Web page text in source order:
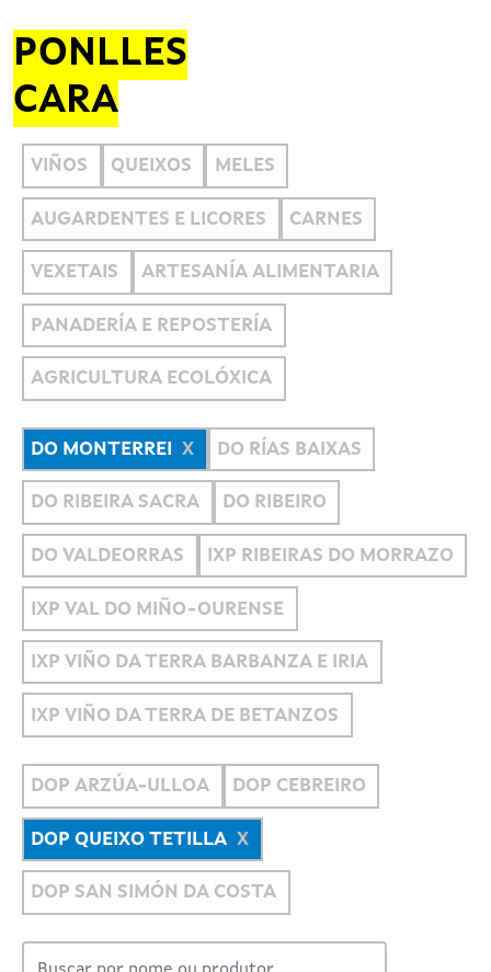
PONLLES
CARA
VIÑOS QUEIXOS MELES
AUGARDENTES E LICORES CARNES
VEXETAIS ARTESANÍA ALIMENTARIA
PANADERÍA E REPOSTERÍA
AGRICULTURA ECOLÓXICA
DO MONTERREI DO RÍAS BAIXAS
DO RIBEIRA SACRA DO RIBEIRO
DO VALDEORRAS IXP RIBEIRAS DO MORRAZO
IXP VAL DO MIÑO-OURENSE
IXP VIÑO DA TERRA BARBANZA E IRIA
IXP VIÑO DA TERRA DE BETANZOS
DOP ARZÚA-ULLOA DOP CEBREIRO
DOP QUEIXO TETILLA
DOP SAN SIMÓN DA COSTA